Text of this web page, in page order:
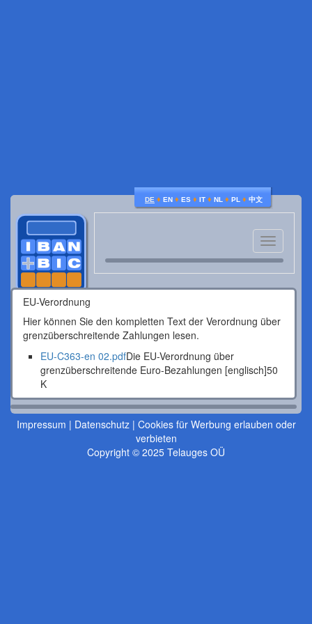
DE ♦ EN ♦ ES ♦ IT ♦ NL ♦ PL ♦ 中文
Toggle
navigation
EU-Verordnung
Hier können Sie den kompletten Text der Verordnung über
grenzüberschreitende Zahlungen lesen.
EU-C363-en 02.pdfDie EU-Verordnung über
grenzüberschreitende Euro-Bezahlungen [englisch]50
K
Impressum | Datenschutz| Cookies für Werbung erlauben oder
verbieten
Copyright © 2025 Telauges OÜ